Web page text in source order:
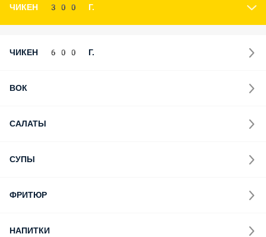
ЧИКЕН 300 Г.
ЧИКЕН 600 Г.
ВОК
САЛАТЫ
СУПЫ
ФРИТЮР
НАПИТКИ